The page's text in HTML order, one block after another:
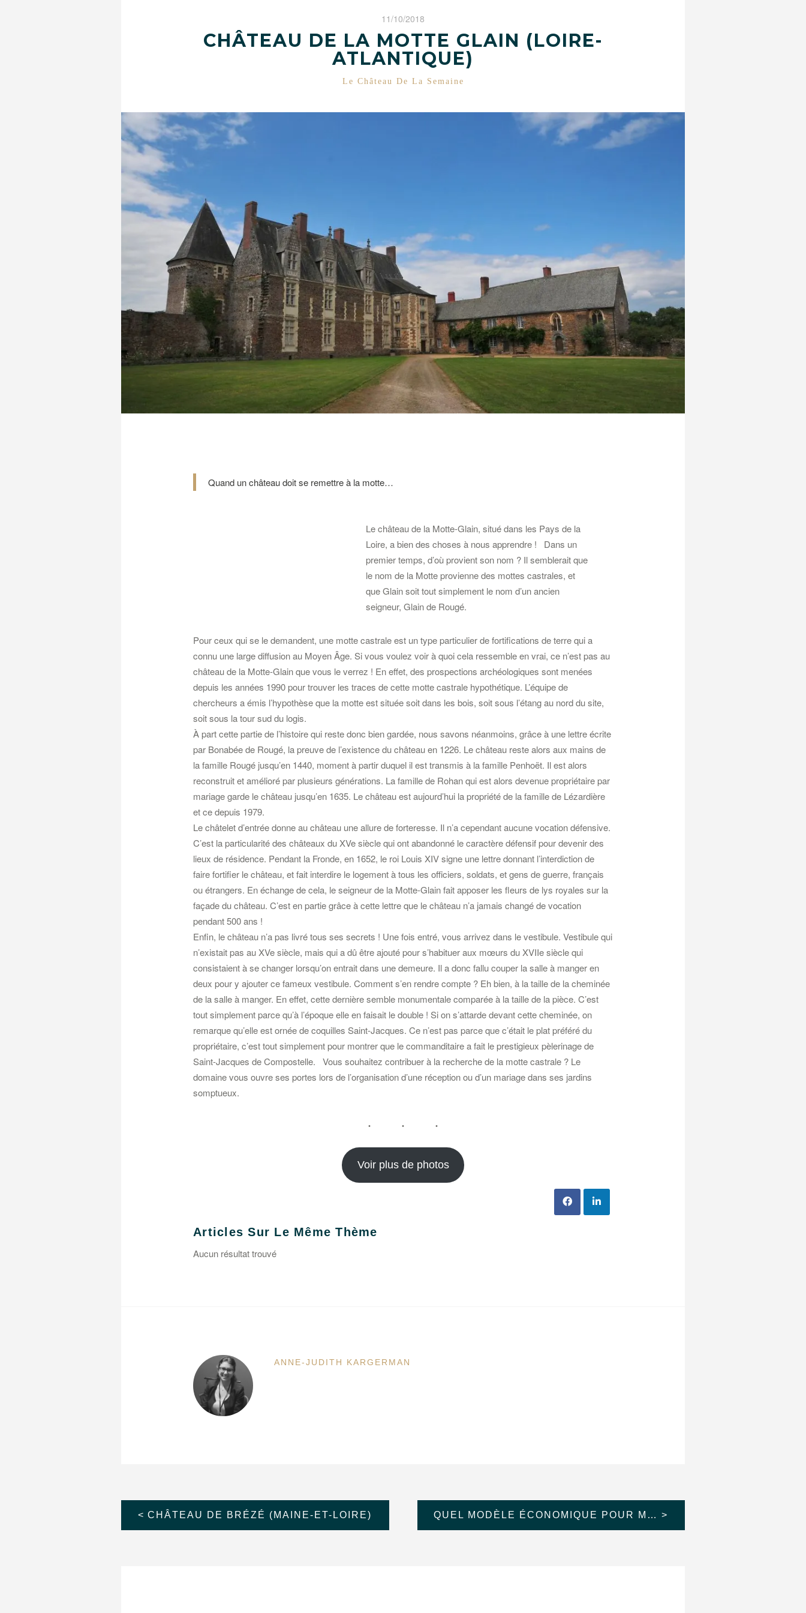
11/10/2018
CHÂTEAU DE LA MOTTE GLAIN (LOIRE-
ATLANTIQUE)
CATÉGORIES
Le Château De La Semaine
Quand un château doit se remettre à la motte…
Le château de la Motte-Glain, situé dans les Pays de la
Loire, a bien des choses à nous apprendre ! Dans un
premier temps, d’où provient son nom ? Il semblerait que
le nom de la Motte provienne des mottes castrales, et
que Glain soit tout simplement le nom d’un ancien
seigneur, Glain de Rougé.
Pour ceux qui se le demandent, une motte castrale est un type particulier de fortifications de terre qui a
connu une large diffusion au Moyen Âge. Si vous voulez voir à quoi cela ressemble en vrai, ce n’est pas au
château de la Motte-Glain que vous le verrez ! En effet, des prospections archéologiques sont menées
depuis les années 1990 pour trouver les traces de cette motte castrale hypothétique. L’équipe de
chercheurs a émis l’hypothèse que la motte est située soit dans les bois, soit sous l’étang au nord du site,
soit sous la tour sud du logis.
À part cette partie de l’histoire qui reste donc bien gardée, nous savons néanmoins, grâce à une lettre écrite
par Bonabée de Rougé, la preuve de l’existence du château en 1226. Le château reste alors aux mains de
la famille Rougé jusqu’en 1440, moment à partir duquel il est transmis à la famille Penhoët. Il est alors
reconstruit et amélioré par plusieurs générations. La famille de Rohan qui est alors devenue propriétaire par
mariage garde le château jusqu’en 1635. Le château est aujourd’hui la propriété de la famille de Lézardière
et ce depuis 1979.
Le châtelet d’entrée donne au château une allure de forteresse. Il n’a cependant aucune vocation défensive.
C’est la particularité des châteaux du XVe siècle qui ont abandonné le caractère défensif pour devenir des
lieux de résidence. Pendant la Fronde, en 1652, le roi Louis XIV signe une lettre donnant l’interdiction de
faire fortifier le château, et fait interdire le logement à tous les officiers, soldats, et gens de guerre, français
ou étrangers. En échange de cela, le seigneur de la Motte-Glain fait apposer les fleurs de lys royales sur la
façade du château. C’est en partie grâce à cette lettre que le château n’a jamais changé de vocation
pendant 500 ans !
Enfin, le château n’a pas livré tous ses secrets ! Une fois entré, vous arrivez dans le vestibule. Vestibule qui
n’existait pas au XVe siècle, mais qui a dû être ajouté pour s’habituer aux mœurs du XVIIe siècle qui
consistaient à se changer lorsqu’on entrait dans une demeure. Il a donc fallu couper la salle à manger en
deux pour y ajouter ce fameux vestibule. Comment s’en rendre compte ? Eh bien, à la taille de la cheminée
de la salle à manger. En effet, cette dernière semble monumentale comparée à la taille de la pièce. C’est
tout simplement parce qu’à l’époque elle en faisait le double ! Si on s’attarde devant cette cheminée, on
remarque qu’elle est ornée de coquilles Saint-Jacques. Ce n’est pas parce que c’était le plat préféré du
propriétaire, c’est tout simplement pour montrer que le commanditaire a fait le prestigieux pèlerinage de
Saint-Jacques de Compostelle. Vous souhaitez contribuer à la recherche de la motte castrale ? Le
domaine vous ouvre ses portes lors de l’organisation d’une réception ou d’un mariage dans ses jardins
somptueux.
Voir plus de photos
Articles Sur Le Même Thème
Aucun résultat trouvé
ANNE-JUDITH KARGERMAN
Navigation
de
CHÂTEAU DE BRÉZÉ (MAINE-ET-LOIRE) QUEL MODÈLE ÉCONOMIQUE POUR MON CHÂTEAU ?